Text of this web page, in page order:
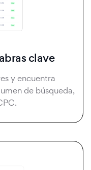
clave
y encuentra
de búsqueda,